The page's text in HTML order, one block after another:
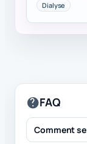
Dialyse
FAQ
Comment